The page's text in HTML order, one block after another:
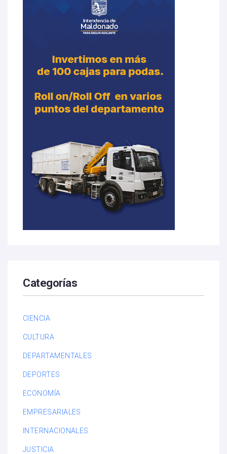
Categorías
CIENCIA
CULTURA
DEPARTAMENTALES
DEPORTES
ECONOMÍA
EMPRESARIALES
INTERNACIONALES
JUSTICIA